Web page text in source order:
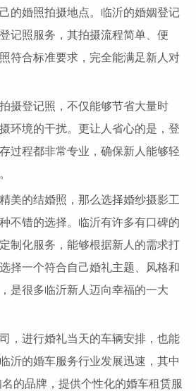
的婚照拍摄地点。临沂的婚姻登记
记照服务，其拍摄流程简单、便
符合标准要求，完全能满足新人对
摄登记照，不仅能够节省大量时
环境的干扰。更让人省心的是，登
过程都非常专业，确保新人能够轻
美的结婚照，那么选择婚纱摄影工
不错的选择。临沂有许多有口碑的
制化服务，能够根据新人的需求打
择一个符合自己婚礼主题、风格和
是很多临沂新人迈向幸福的一大
，进行婚礼当天的车辆安排，也能
沂的婚车服务行业发展迅速，其中
的品牌，提供个性化的婚车租赁服